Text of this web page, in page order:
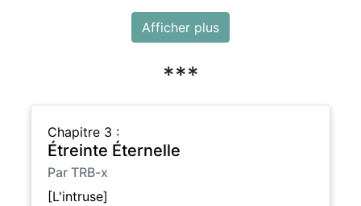
Afficher plus
***
Chapitre 3 :
Étreinte Éternelle
Par TRB-x
[L'intruse]